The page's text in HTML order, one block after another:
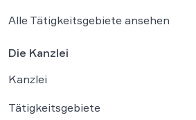
Alle Tätigkeitsgebiete ansehen
Die Kanzlei
Kanzlei
Tätigkeitsgebiete